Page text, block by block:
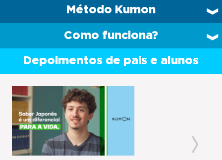
Método Kumon
Como funciona?
Depoimentos de pais e alunos
Previous